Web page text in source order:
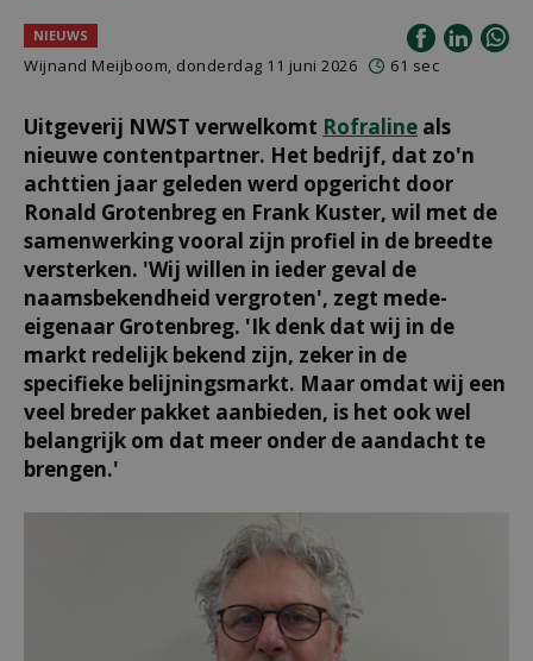
NIEUWS
Wijnand Meijboom, donderdag 11 juni 2026 61 sec
Uitgeverij NWST verwelkomt Rofraline als
nieuwe contentpartner. Het bedrijf, dat zo'n
achttien jaar geleden werd opgericht door
Ronald Grotenbreg en Frank Kuster, wil met de
samenwerking vooral zijn profiel in de breedte
versterken. 'Wij willen in ieder geval de
naamsbekendheid vergroten', zegt mede-
eigenaar Grotenbreg. 'Ik denk dat wij in de
markt redelijk bekend zijn, zeker in de
specifieke belijningsmarkt. Maar omdat wij een
veel breder pakket aanbieden, is het ook wel
belangrijk om dat meer onder de aandacht te
brengen.'